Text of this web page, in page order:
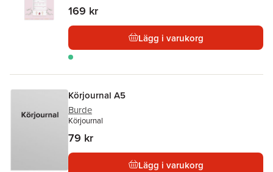
169 kr
Lägg i varukorg
Körjournal A5
Burde
Körjournal
79 kr
Lägg i varukorg